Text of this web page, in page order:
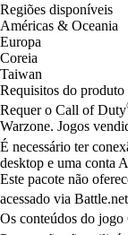
Regiões disponíveis
Américas & Oceania
Europa
Coreia
Taiwan
Requisitos do produto
Requer o Call of Duty
Warzone. Jogos
É necessário ter
desktop e uma conta
Este pacote não
acessado via Battle.net
Os conteúdos do